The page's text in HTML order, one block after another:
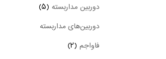
دوربین‌ مداربسته (۵)
دوربین‌های مداربسته
فاواجم (۲)